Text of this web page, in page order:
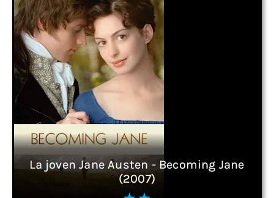
La joven Jane Austen - Becoming Jane
(2007)